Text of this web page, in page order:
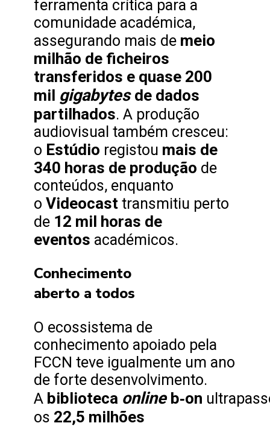
ferramenta crítica para a
comunidade académica,
assegurando mais de meio
milhão de ficheiros
transferidos e quase 200
mil gigabytes de dados
partilhados. A produção
audiovisual também cresceu:
o Estúdio registou mais de
340 horas de produção de
conteúdos, enquanto
o Videocast transmitiu perto
de 12 mil horas de
eventos académicos.
Conhecimento
aberto a todos
O ecossistema de
conhecimento apoiado pela
FCCN teve igualmente um ano
de forte desenvolvimento.
A biblioteca online b‑on
os 22,5 milhões